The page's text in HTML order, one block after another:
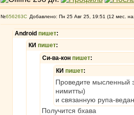
№656263 Добавлено: Пн 25 Авг 25, 19:51 (12 мес.
Android пишет:
КИ пишет:
Си-ва-кон пишет:
КИ пишет:
Проведите мысленный
нимитты)
и связанную рупа-
Получится бхава